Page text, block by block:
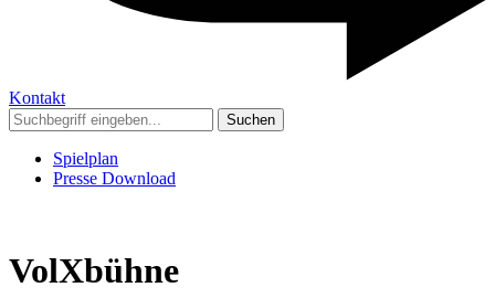
Kontakt
Suchen
Spielplan
Presse Download
VolXbühne